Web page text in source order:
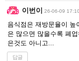
이번이 26-06-09 17:10
음식점은 재방문율이 높
은 많으면 많을수록 폐
은것도 아니고...
답글